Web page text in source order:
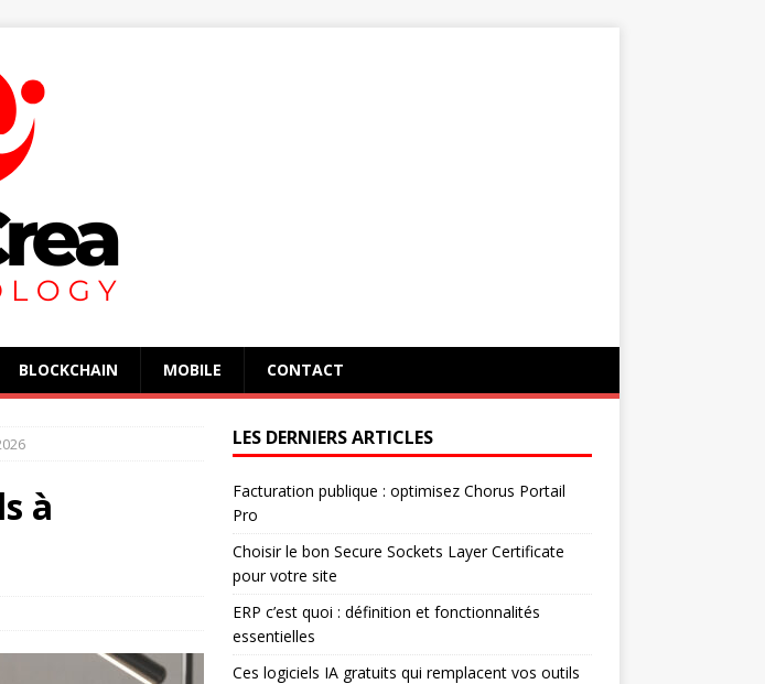
BLOCKCHAIN MOBILE CONTACT
à
LES DERNIERS ARTICLES
Facturation publique : optimisez Chorus Portail
Pro
Choisir le bon Secure Sockets Layer Certificate
pour votre site
ERP c’est quoi : définition et fonctionnalités
essentielles
Ces logiciels IA gratuits qui remplacent vos outils